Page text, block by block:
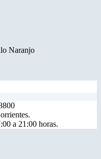
Naranjo
a 21:00 horas.